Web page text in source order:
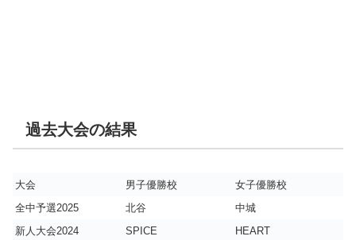
過去大会の結果
大会 男子優勝校
女子優勝校
全中予選2025
北谷
中城
新人大会2024
SPICE HEART